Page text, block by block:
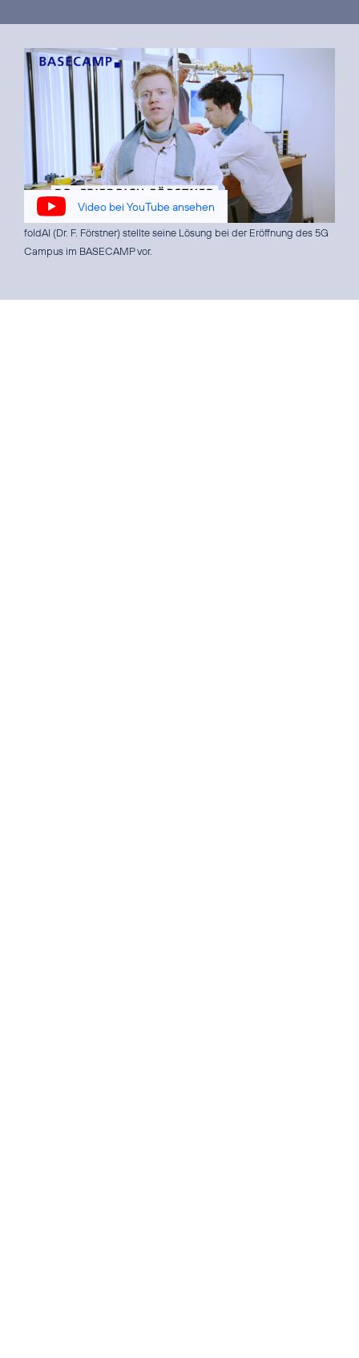
Video bei YouTube ansehen
foldAI (Dr. F. Förstner) stellte seine Lösung bei der Eröffnung des 5G
Campus im BASECAMP vor.